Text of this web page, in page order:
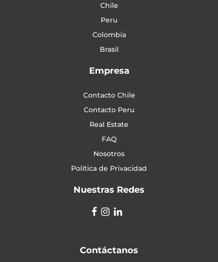
Chile
Peru
Colombia
Brasil
Empresa
Contacto Chile
Contacto Peru
Real Estate
FAQ
Nosotros
Política de Privacidad
Nuestras Redes
Contáctanos